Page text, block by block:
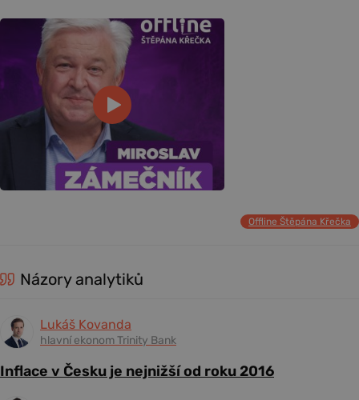
Offline Štěpána Křečka
Názory analytiků
Lukáš Kovanda
hlavní ekonom Trinity Bank
Inflace v Česku je nejnižší od roku 2016